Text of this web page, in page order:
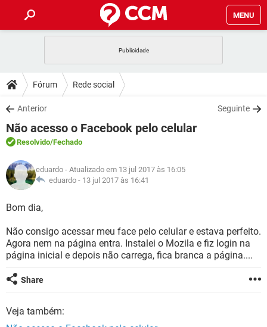
MENU
CELULAR
OUTLOOK
INSTAGRAM GMAIL
GUIA DE COMPRAS
DICAS
JOGOS
OUTLOOK
INSTAGRAM
GUIA DE COMPRAS
DOWNLOADS
JOGOS WHATSAPP
CELULAR
OUTLOOK EXCEL
INSTAGRAM
GUIA DE COMPRAS
FÓRUM
JOGOS
CELULAR FACEBOOK
GUIA DE COMPRAS
GLOSSÁRIO
JOGOS
CELULAR
OUTLOOK EXCEL
INSTAGRAM GMAIL
Fórum Rede social
Anterior Seguinte
Não acesso o Facebook pelo celular
Resolvido/Fechado
eduardo - Atualizado em 13 jul 2017 às 16:05
eduardo - 13 jul 2017 às 16:41
Bom dia,
Não consigo acessar meu face pelo celular e estava perfeito.
Agora nem na página entra. Instalei o Mozila e fiz login na
página inicial e depois não carrega, fica branca a página....
Share
Veja também: